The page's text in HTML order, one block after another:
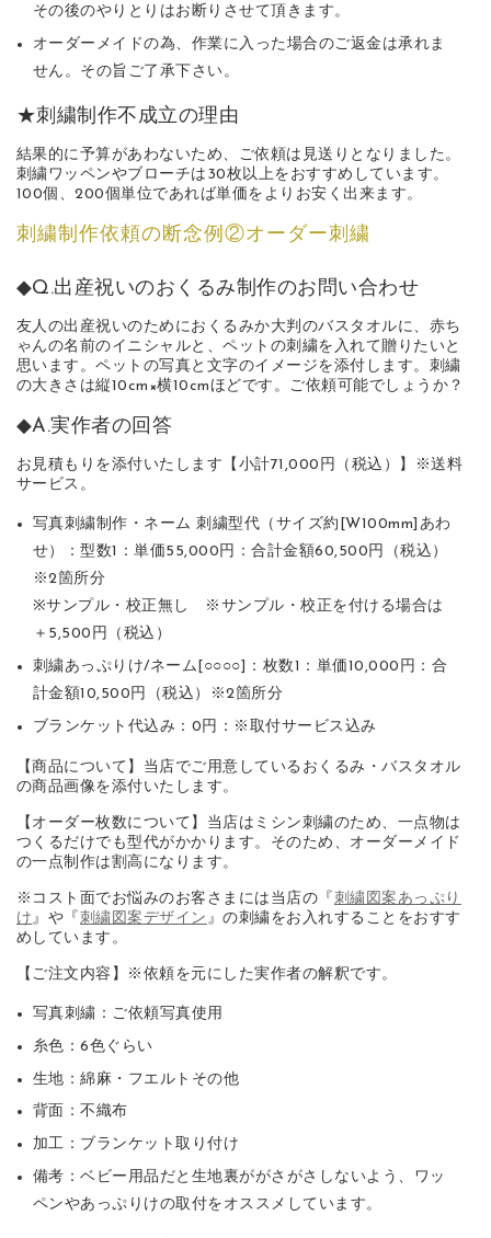
その後のやりとりはお断りさせて頂きます。
オーダーメイドの為、作業に入った場合のご返金は承れま
せん。その旨ご了承下さい。
★刺繍制作不成立の理由
結果的に予算があわないため、ご依頼は見送りとなりました。
刺繍ワッペンやブローチは30枚以上をおすすめしています。
100個、200個単位であれば単価をよりお安く出来ます。
刺繍制作依頼の断念例②オーダー刺繍
◆Q.出産祝いのおくるみ制作のお問い合わせ
友人の出産祝いのためにおくるみか大判のバスタオルに、赤ち
ゃんの名前のイニシャルと、ペットの刺繍を入れて贈りたいと
思います。ペットの写真と文字のイメージを添付します。刺繍
の大きさは縦10cm×横10cmほどです。ご依頼可能でしょうか？
◆A.実作者の回答
お見積もりを添付いたします【小計71,000円（税込）】※送料
サービス。
写真刺繍制作・ネーム 刺繍型代（サイズ約[W100mm]あわ
せ）：型数1：単価55,000円：合計金額60,500円（税込）
※2箇所分
※サンプル・校正無し ※サンプル・校正を付ける場合は
＋5,500円（税込）
刺繍あっぷりけ/ネーム[○○○○]：枚数1：単価10,000円：合
計金額10,500円（税込）※2箇所分
ブランケット代込み：0円：※取付サービス込み
【商品について】当店でご用意しているおくるみ・バスタオル
の商品画像を添付いたします。
【オーダー枚数について】当店はミシン刺繍のため、一点物は
つくるだけでも型代がかかります。そのため、オーダーメイド
の一点制作は割高になります。
※コスト面でお悩みのお客さまには当店の『 刺繍図案あっぷり
け 』や『 刺繍図案デザイン 』の刺繍をお入れすることをおすす
めしています。
【ご注文内容】※依頼を元にした実作者の解釈です。
写真刺繍：ご依頼写真使用
糸色：6色ぐらい
生地：綿麻・フエルトその他
背面：不織布
加工：ブランケット取り付け
備考：ベビー用品だと生地裏ががさがさしないよう、ワッ
ペンやあっぷりけの取付をオススメしています。